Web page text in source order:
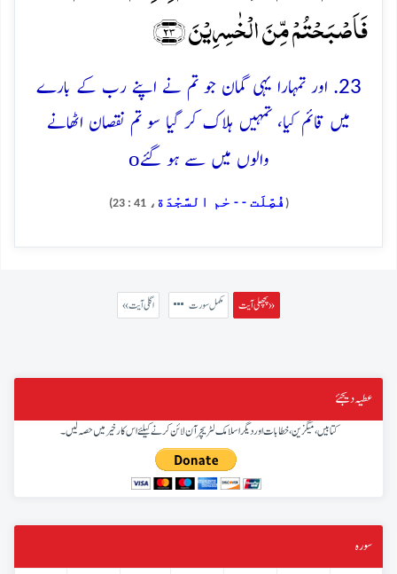
فَاَصۡبَحۡتُمۡ مِّنَ الۡخٰسِرِیۡنَ ﴿۲۳﴾
23. اور تمہارا یہی گمان جو تم نے اپنے رب کے بارے
میں قائم کیا، تمہیں ہلاک کر گیا سو تم نقصان اٹھانے
والوں میں سے ہو گئےo
( فُصِّلَت - - حٰم السَّجْدَة ، 41 : 23)
پچھلی آیت » مکمل سورت « اگلی آیت
عطیہ دیجئے
کتابیں، میگزین، خطابات اور دیگر اسلامک لٹریچر آن لائن کرنے کیلئے اس کار خیر میں حصہ لیں۔
سورہ